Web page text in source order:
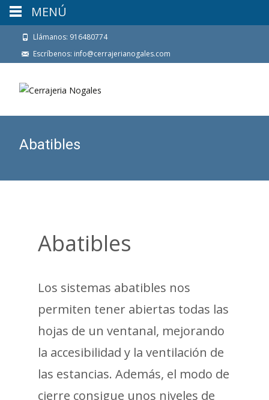
Llámanos: 916480774
Escríbenos: info@cerrajerianogales.com
Abatibles
Abatibles
Los sistemas abatibles nos
permiten tener abiertas todas las
hojas de un ventanal, mejorando
la accesibilidad y la ventilación de
las estancias. Además, el modo de
cierre consigue unos niveles de
MENÚ